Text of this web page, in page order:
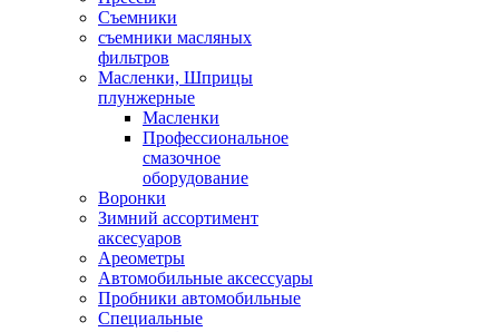
Съемники
съемники масляных
фильтров
Масленки, Шприцы
плунжерные
Масленки
Профессиональное
смазочное
оборудование
Воронки
Зимний ассортимент
аксесуаров
Ареометры
Автомобильные аксессуары
Пробники автомобильные
Специальные